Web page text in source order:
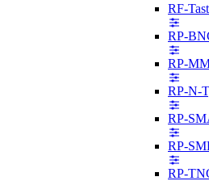
RF-
RP-
RP-
RP-N-
RP-
RP-
RP-